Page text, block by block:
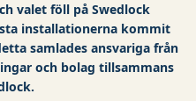
valet föll på Swedlock
installationerna kommit
samlades ansvariga från
och bolag tillsammans